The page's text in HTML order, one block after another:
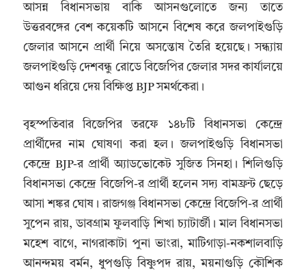
আসন্ন বিধানসভায় বাকি আসনগুলোতে জন্য তাতে
উত্তরবঙ্গের বেশ কয়েকটি আসনে বিশেষ করে জলপাইগুড়ি
জেলার আসনে প্রার্থী নিয়ে অসন্তোষ তৈরি হয়েছে। সন্ধ্যায়
জলপাইগুড়ি দেশবন্ধু রোডে বিজেপির জেলার সদর কার্যালয়ে
আগুন ধরিয়ে দেয় বিক্ষিপ্ত BJP সমর্থকেরা।
বৃহস্পতিবার বিজেপির তরফে ১৪৮টি বিধানসভা কেন্দ্রে
প্রার্থীদের নাম ঘোষণা করা হল। জলপাইগুড়ি বিধানসভা
কেন্দ্রে BJP-র প্রার্থী অ্যাডভোকেট সুজিত সিনহা। শিলিগুড়ি
বিধানসভা কেন্দ্রে বিজেপি-র প্রার্থী হলেন সদ্য বামফ্রন্ট ছেড়ে
আসা শঙ্কর ঘোষ। রাজগঞ্জ বিধানসভা কেন্দ্রে বিজেপি-র প্রার্থী
সুপেন রায়, ডাবগ্রাম ফুলবাড়ি শিখা চ্যাটার্জী। মাল বিধানসভা
মহেশ বাগে, নাগরাকাটা পুনা ভাংরা, মাটিগাড়া-নকশালবাড়ি
আনন্দময় বর্মন, ধুপগুড়ি বিষ্ণুপদ রায়, ময়নাগুড়ি কৌশিক